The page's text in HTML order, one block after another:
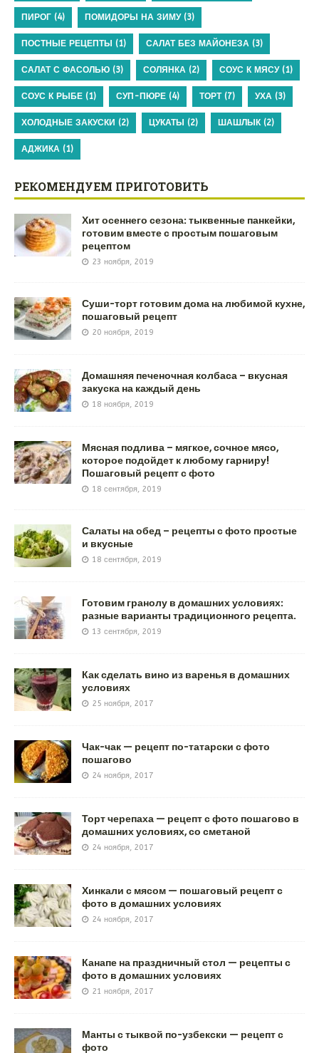
ПИРОГ (4) ПОМИДОРЫ НА ЗИМУ(3)
ПОСТНЫЕ РЕЦЕПТЫ (1) САЛАТ БЕЗ МАЙОНЕЗА (3)
САЛАТ С ФАСОЛЬЮ (3) СОЛЯНКА (2) СОУС К МЯСУ(1)
СОУС К РЫБЕ (1) СУП-ПЮРЕ (4) ТОРТ(7) УХА (3)
ХОЛОДНЫЕ ЗАКУСКИ (2) ЦУКАТЫ (2) ШАШЛЫК (2)
АДЖИКА (1)
РЕКОМЕНДУЕМ ПРИГОТОВИТЬ
Хит осеннего сезона: тыквенные панкейки,
готовим вместе с простым пошаговым
рецептом
23 ноября, 2019
Суши-торт готовим дома на любимой кухне,
пошаговый рецепт
20 ноября, 2019
Домашняя печеночная колбаса – вкусная
закуска на каждый день
18 ноября, 2019
Мясная подлива – мягкое, сочное мясо,
которое подойдет к любому гарниру!
Пошаговый рецепт с фото
18 сентября, 2019
Салаты на обед – рецепты с фото простые
и вкусные
18 сентября, 2019
Готовим гранолу в домашних условиях:
разные варианты традиционного рецепта.
13 сентября, 2019
Как сделать вино из варенья в домашних
условиях
25 ноября, 2017
Чак-чак — рецепт по-татарски с фото
пошагово
24 ноября, 2017
Торт черепаха — рецепт с фото пошагово в
домашних условиях, со сметаной
24 ноября, 2017
Хинкали с мясом — пошаговый рецепт с
фото в домашних условиях
24 ноября, 2017
Канапе на праздничный стол — рецепты с
фото в домашних условиях
21 ноября, 2017
Манты с тыквой по-узбекски — рецепт с
фото